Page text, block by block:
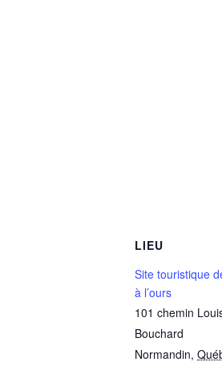
LIEU
Site touristique
à l’ours
101 chemin
Bouchard
Normandin,